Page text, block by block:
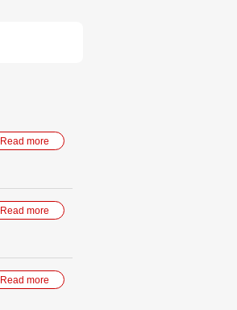
Read more
Read more
Read more